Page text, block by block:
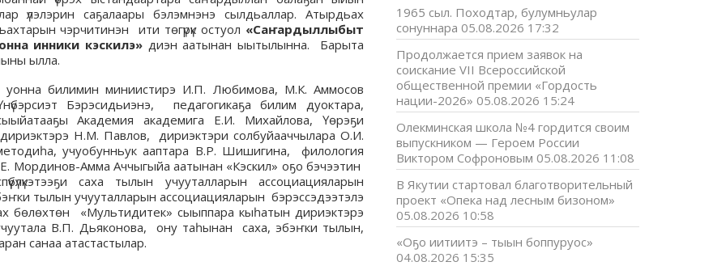
үлэлэрин саҕалаары бэлэмнэнэ сылдьаллар. Атырдьах
чэрчитинэн ити төгүрүк остуол «Саҥардыллыбыт
инники кэскилэ» диэн аатынан ыытылынна. Барыта
ылла.
уонна билимин миниистирэ И.П. Любимова, М.К. Аммосов
Бэрэсидьиэнэ, педагогикаҕа билим дуоктара,
Академия академига Е.И. Михайлова, Үөрэҕи
дириэктэрэ Н.М. Павлов, дириэктэри солбуйааччылара О.И.
учуобунньук ааптара В.Р. Шишигина, филология
Мординов-Амма Аччыгыйа аатынан «Кэскил» оҕо бэчээтин
саха тылын учууталларын ассоциацияларын
тылын учууталларын ассоциацияларын бэрэссэдээтэлэ
бөлөхтөн «Мультидитек» сыыппара кыһатын дириэктэрэ
В.П. Дьяконова, ону таһынан саха, эбэҥки тылын,
санаа атастастылар.
1965 сыл. Походтар, булумньулар
сонуннара 05.08.2026 17:32
Продолжается прием заявок на
соискание VII Всероссийской
общественной премии «Гордость
нации-2026» 05.08.2026 15:24
Олекминская школа №4 гордится своим
выпускником — Героем России
Виктором Софроновым 05.08.2026 11:08
В Якутии стартовал благотворительный
проект «Опека над лесным бизоном»
05.08.2026 10:58
«Оҕо иитиитэ – тыын боппуруос»
04.08.2026 15:35